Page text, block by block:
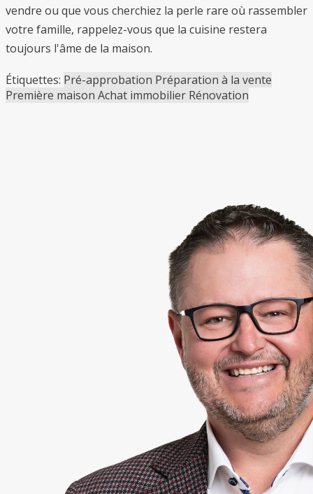
vendre ou que vous cherchiez la perle rare où rassembler
votre famille, rappelez-vous que la cuisine restera
toujours l'âme de la maison.
Étiquettes: Pré-approbation Préparation à la vente
Première maison Achat immobilier Rénovation